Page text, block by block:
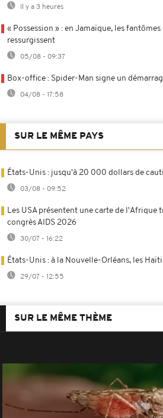
Il y a 3 heures
« Possession » : en Jamaïque, les fantômes
ressurgissent
05/08 - 09:37
Box-office : Spider-Man signe un
04/08 - 17:58
SUR LE MÊME PAYS
États-Unis : jusqu'à 20 000 dollars de
03/08 - 09:52
Les USA présentent une carte de l'Afrique
congrès AIDS 2026
30/07 - 16:22
États-Unis : à la Nouvelle-Orléans, les
29/07 - 12:55
SUR LE MÊME THÈME